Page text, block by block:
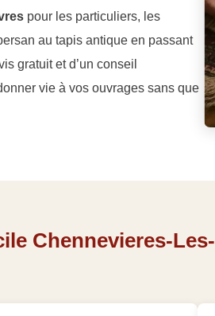
pour les particuliers, les
au tapis antique en passant
gratuit et d’un conseil
vie à vos ouvrages sans que
Chennevieres-